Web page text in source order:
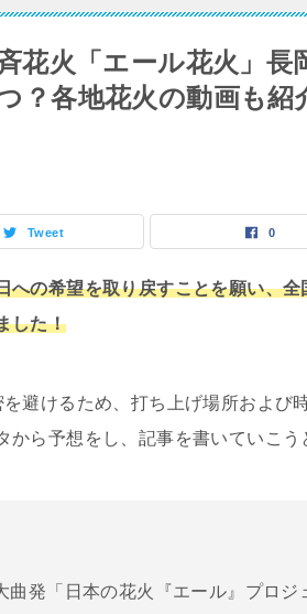
花火「エール花火」
？各地花火の動画も紹
Tweet 0
への希望を取り戻すことを願い、
した！
避けるため、打ち上げ場所および
から予想をし、記事を書いていこう
曲発「日本の花火『エール』プロ